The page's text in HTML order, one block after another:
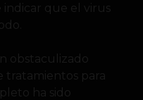
que el virus
obstaculizado
tratamientos para
ha sido